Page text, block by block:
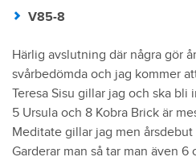
V85-8
Härlig avslutning där några gör
svårbedömda och jag kommer
Teresa Sisu gillar jag och ska bli
5 Ursula och 8 Kobra Brick är
Meditate gillar jag men
Garderar man så tar man även 6